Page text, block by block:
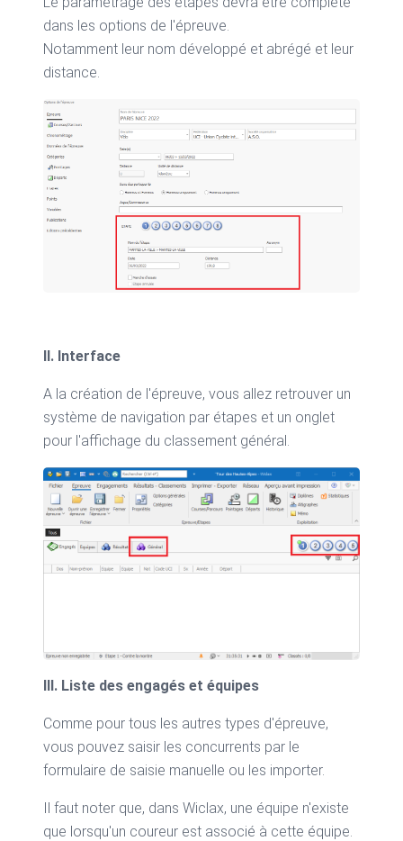
dans les options de l'épreuve.
Notamment leur nom développé et abrégé et leur
distance.
II. Interface
A la création de l'épreuve, vous allez retrouver un
système de navigation par étapes et un onglet
pour l'affichage du classement général.
III. Liste des engagés et équipes
Comme pour tous les autres types d'épreuve,
vous pouvez saisir les concurrents par le
formulaire de saisie manuelle ou les importer.
Il faut noter que, dans Wiclax, une équipe n'existe
que lorsqu'un coureur est associé à cette équipe.